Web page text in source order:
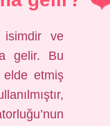
ve
gelir. Bu
elde etmiş